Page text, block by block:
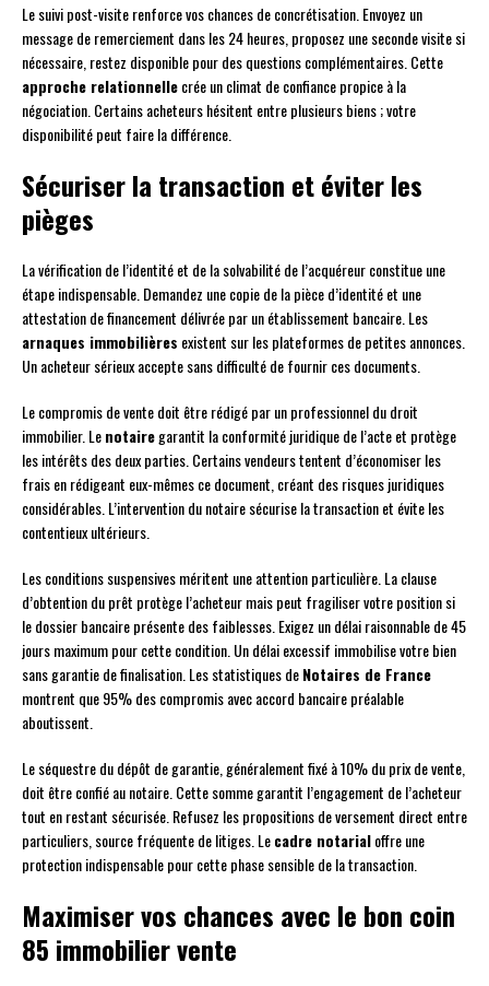
Le suivi post-visite renforce vos chances de concrétisation. Envoyez un
message de remerciement dans les 24 heures, proposez une seconde visite si
nécessaire, restez disponible pour des questions complémentaires. Cette
approche relationnellecrée un climat de confiance propice à la
négociation. Certains acheteurs hésitent entre plusieurs biens ; votre
disponibilité peut faire la différence.
Sécuriser la transaction et éviter les
pièges
La vérification de l’identité et de la solvabilité de l’acquéreur constitue une
étape indispensable. Demandez une copie de la pièce d’identité et une
attestation de financement délivrée par un établissement bancaire. Les
arnaques immobilières existent sur les plateformes de petites annonces.
Un acheteur sérieux accepte sans difficulté de fournir ces documents.
Le compromis de vente doit être rédigé par un professionnel du droit
immobilier. Lenotairegarantit la conformité juridique de l’acte et protège
les intérêts des deux parties. Certains vendeurs tentent d’économiser les
frais en rédigeant eux-mêmes ce document, créant des risques juridiques
considérables. L’intervention du notaire sécurise la transaction et évite les
contentieux ultérieurs.
Les conditions suspensives méritent une attention particulière. La clause
d’obtention du prêt protège l’acheteur mais peut fragiliser votre position si
le dossier bancaire présente des faiblesses. Exigez un délai raisonnable de 45
jours maximum pour cette condition. Un délai excessif immobilise votre bien
sans garantie de finalisation. Les statistiques deNotaires de France
montrent que 95% des compromis avec accord bancaire préalable
aboutissent.
Le séquestre du dépôt de garantie, généralement fixé à 10% du prix de vente,
doit être confié au notaire. Cette somme garantit l’engagement de l’acheteur
tout en restant sécurisée. Refusez les propositions de versement direct entre
particuliers, source fréquente de litiges. Lecadre notarialoffre une
protection indispensable pour cette phase sensible de la transaction.
Maximiser vos chances avec le bon coin
85 immobilier vente